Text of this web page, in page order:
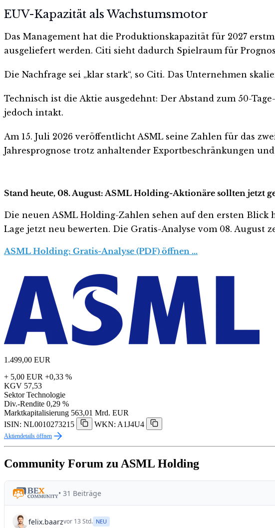
EUV-Kapazität als Wachstumsmotor
Das Management hat die Produktionskapazität für 2027
ausgeliefert werden. Citi sieht dadurch Spielraum für
Die Nachfrage sei „klar stark“, so Citi. Das Unternehmen
Technisch ist die Aktie ausgedehnt: Der Abstand zum 50-
jedoch intakt.
Am 15. Juli 2026 veröffentlicht ASML seine Zahlen für das
Jahresprognose trotz anhaltender Exportbeschränkungen
Stand heute, 08. August: ASML Holding-Aktionäre sollten jetzt
Die neuen ASML Holding-Zahlen sehen auf den ersten
Lage jetzt neu bewerten. Die Gratis-Analyse vom 08. August
ASML Holding: Gratis-Analyse (PDF) öffnen …
1.499,00 EUR
+ 5,00 EUR +0,33 %
KGV 57,53
Sektor Technologie
Div.-Rendite 0,29 %
Marktkapitalisierung 563,01 Mrd. EUR
ISIN: NL0010273215
WKN: A1J4U4
Aktiendetails öffnen
Community Forum zu ASML Holding